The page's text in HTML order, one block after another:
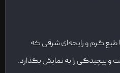
گرم و رایحه‌ای شرقی که
و پیچیدگی را به نمایش بگذارد.